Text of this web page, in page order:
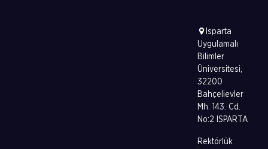
Isparta
Uygulamalı
Bilimler
Üniversitesi,
32200
Bahçelievler
Mh. 143. Cd.
No:2 ISPARTA
Rektörlük